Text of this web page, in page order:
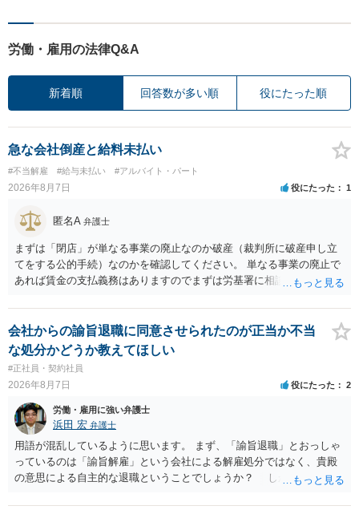
労働・雇用の法律Q&A
新着順 回答数が多い順 役にたった順
急な会社倒産と給料未払い
#不当解雇 #給与未払い #アルバイト・パート
2026年8月7日 役にたった 1
匿名A 弁護士
まずは「閉店」が単なる事業の廃止なのか破産（裁判所に破産申し立
てをする公的手続）なのかを確認してください。 単なる事業の廃止で
あれば賃金の支払義務はありますのでまずは労基署に相談してくださ
しいかもしれませんが）賃金などの労働債権は他の債務より優先して
支払われます。ただし支払までにかなり時間がかかるでしょう。 さら
に、「独立行政法人労働者健康安全機構 」という公的機関が未払賃金
の立替事業を行っています。詳しくは、同機構の＜未払賃金立替払相
談コーナー＞ TEL 044-431-8663 相談時間：土日祝日を除く9:15～1
7:00 に相談してみてください。同じように未払となった他の従業員の
方がいれば一緒に相談してみるといいでしょう。
会社からの諭旨退職に同意させられたのが正当か不当
な処分かどうか教えてほしい
#正社員・契約社員
2026年8月7日 役にたった 2
労働・雇用に強い弁護士
浜田 宏 弁護士
用語が混乱しているように思います。 まず、「諭旨退職」とおっしゃ
っているのは「諭旨解雇」という会社による解雇処分ではなく、貴殿
の意思による自主的な退職ということでしょうか？ しかし、記載さ
す。 その場合、解雇には客観的で合理的な理由が必要であり、かつ